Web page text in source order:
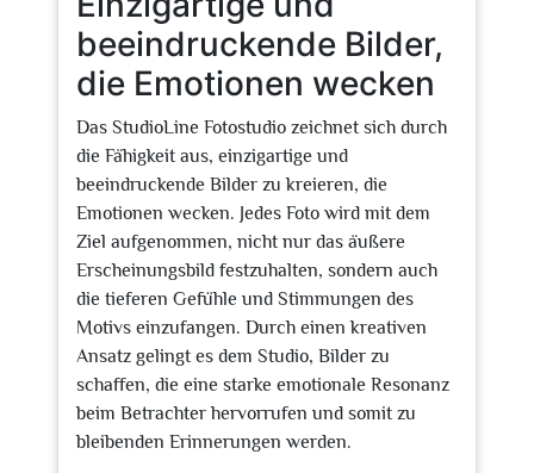
beeindruckende Bilder,
die Emotionen wecken
Das StudioLine Fotostudio zeichnet sich durch
die Fähigkeit aus, einzigartige und
beeindruckende Bilder zu kreieren, die
Emotionen wecken. Jedes Foto wird mit dem
Ziel aufgenommen, nicht nur das äußere
Erscheinungsbild festzuhalten, sondern auch
die tieferen Gefühle und Stimmungen des
Motivs einzufangen. Durch einen kreativen
Ansatz gelingt es dem Studio, Bilder zu
schaffen, die eine starke emotionale Resonanz
beim Betrachter hervorrufen und somit zu
bleibenden Erinnerungen werden.